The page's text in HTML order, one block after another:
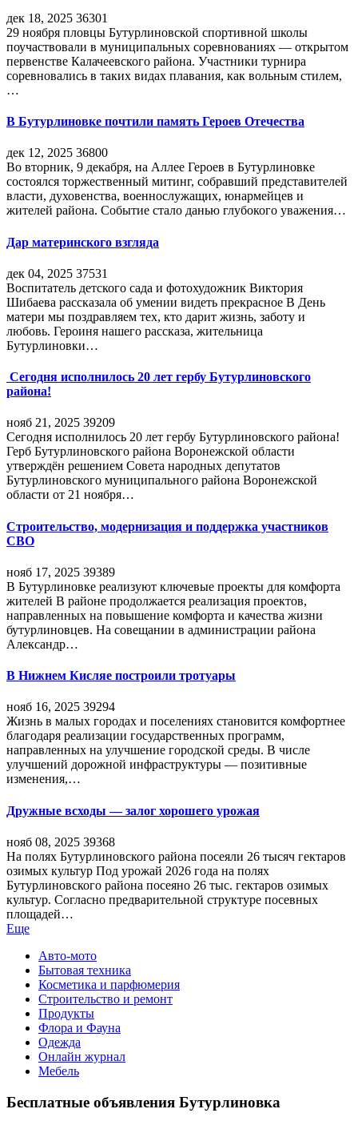
дек 18, 2025 36301
29 ноября пловцы Бутурлиновской спортивной школы
поучаствовали в муниципальных соревнованиях — открытом
первенстве Калачеевского района. Участники турнира
соревновались в таких видах плавания, как вольным стилем,
…
В Бутурлиновке почтили память Героев Отечества
дек 12, 2025 36800
Во вторник, 9 декабря, на Аллее Героев в Бутурлиновке
состоялся торжественный митинг, собравший представителей
власти, духовенства, военнослужащих, юнармейцев и
жителей района. Событие стало данью глубокого уважения…
Дар материнского взгляда
дек 04, 2025 37531
Воспитатель детского сада и фотохудожник Виктория
Шибаева рассказала об умении видеть прекрасное В День
матери мы поздравляем тех, кто дарит жизнь, заботу и
любовь. Героиня нашего рассказа, жительница
Бутурлиновки…
Сегодня исполнилось 20 лет гербу Бутурлиновского
района!
нояб 21, 2025 39209
Сегодня исполнилось 20 лет гербу Бутурлиновского района!
Герб Бутурлиновского района Воронежской области
утверждён решением Совета народных депутатов
Бутурлиновского муниципального района Воронежской
области от 21 ноября…
Строительство, модернизация и поддержка участников
СВО
нояб 17, 2025 39389
В Бутурлиновке реализуют ключевые проекты для комфорта
жителей В районе продолжается реализация проектов,
направленных на повышение комфорта и качества жизни
бутурлиновцев. На совещании в администрации района
Александр…
В Нижнем Кисляе построили тротуары
нояб 16, 2025 39294
Жизнь в малых городах и поселениях становится комфортнее
благодаря реализации государственных программ,
направленных на улучшение городской среды. В числе
улучшений дорожной инфраструктуры — позитивные
изменения,…
Дружные всходы — залог хорошего урожая
нояб 08, 2025 39368
На полях Бутурлиновского района посеяли 26 тысяч гектаров
озимых культур Под урожай 2026 года на полях
Бутурлиновского района посеяно 26 тыс. гектаров озимых
культур. Согласно предварительной структуре посевных
площадей…
Еще
Авто-мото
Бытовая техника
Косметика и парфюмерия
Строительство и ремонт
Продукты
Флора и Фауна
Одежда
Онлайн журнал
Мебель
Бесплатные объявления Бутурлиновка